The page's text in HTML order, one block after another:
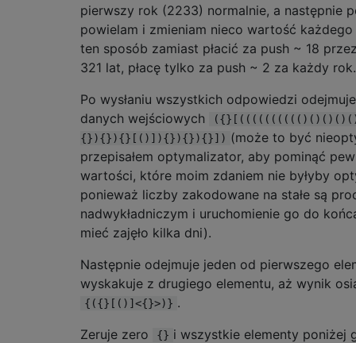
pierwszy rok (2233) normalnie, a następnie
powielam i zmieniam nieco wartość
ten sposób zamiast płacić za push ~ 18
321 lat, płacę tylko za push ~ 2 za każdy rok.
Po wysłaniu wszystkich odpowiedzi
danych wejściowych
{}){}){}[()]){}){}){}]) (może to być
przepisałem optymalizator, aby pominąć
wartości, które moim zdaniem nie byłyby
ponieważ liczby zakodowane na stałe są
nadwykładniczym i uruchomienie go do
mieć zajęło kilka dni).
Następnie odejmuje jeden od pierwszego
wyskakuje z drugiego elementu, aż wynik
{({}[()]<{}>)} .
Zeruje zero
{} i wszystkie elementy poniżej